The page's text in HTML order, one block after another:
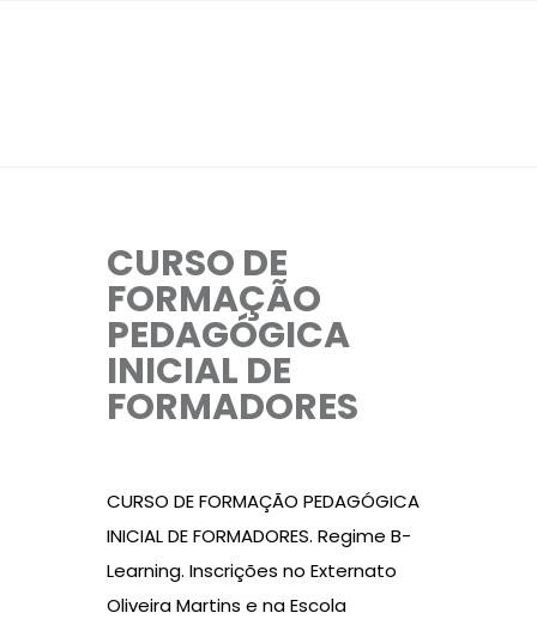
CURSO DE
FORMAÇÃO
PEDAGÓGICA
INICIAL DE
FORMADORES
CURSO DE FORMAÇÃO PEDAGÓGICA
INICIAL DE FORMADORES. Regime B-
Learning. Inscrições no Externato
Oliveira Martins e na Escola